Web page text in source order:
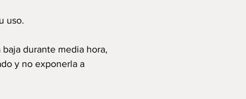
uso.
durante media hora,
y no exponerla a